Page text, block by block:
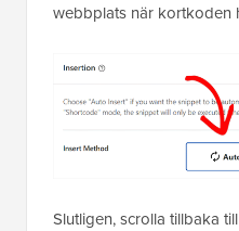
webbplats när kortkoden
Slutligen, scrolla tillbaka